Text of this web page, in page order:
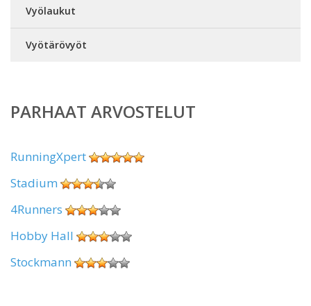
Vyölaukut
Vyötärövyöt
PARHAAT ARVOSTELUT
RunningXpert
Stadium
4Runners
Hobby Hall
Stockmann